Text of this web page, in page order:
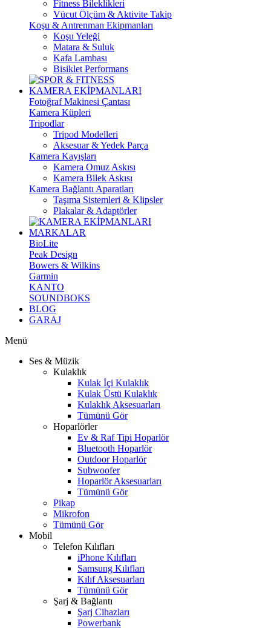
Fitness Bileklikleri
Vücut Ölçüm & Aktivite Takip
Koşu & Antrenman Ekipmanları
Koşu Yeleği
Matara & Suluk
Kafa Lambası
Bisiklet Performans
KAMERA EKİPMANLARI
Fotoğraf Makinesi Çantası
Kamera Küpleri
Tripodlar
Tripod Modelleri
Aksesuar & Yedek Parça
Kamera Kayışları
Kamera Omuz Askısı
Kamera Bilek Askısı
Kamera Bağlantı Aparatları
Taşıma Sistemleri & Klipsler
Plakalar & Adaptörler
MARKALAR
BioLite
Peak Design
Bowers & Wilkins
Garmin
KANTO
SOUNDBOKS
BLOG
GARAJ
Menü
Ses & Müzik
Kulaklık
Kulak İçi Kulaklık
Kulak Üstü Kulaklık
Kulaklık Aksesuarları
Tümünü Gör
Hoparlörler
Ev & Raf Tipi Hoparlör
Bluetooth Hoparlör
Outdoor Hoparlör
Subwoofer
Hoparlör Aksesuarları
Tümünü Gör
Pikap
Mikrofon
Tümünü Gör
Mobil
Telefon Kılıfları
iPhone Kılıfları
Samsung Kılıfları
Kılıf Aksesuarları
Tümünü Gör
Şarj & Bağlantı
Şarj Cihazları
Powerbank